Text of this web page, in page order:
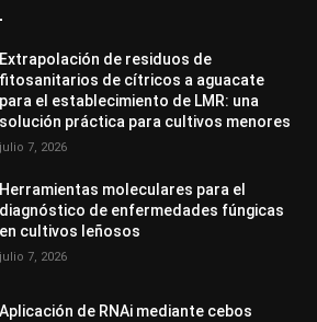
Extrapolación de residuos de
fitosanitarios de cítricos a aguacate
para el establecimiento de LMR: una
solución práctica para cultivos menores
julio 7, 2026
Herramientas moleculares para el
diagnóstico de enfermedades fúngicas
en cultivos leñosos
julio 7, 2026
Aplicación de RNAi mediante cebos